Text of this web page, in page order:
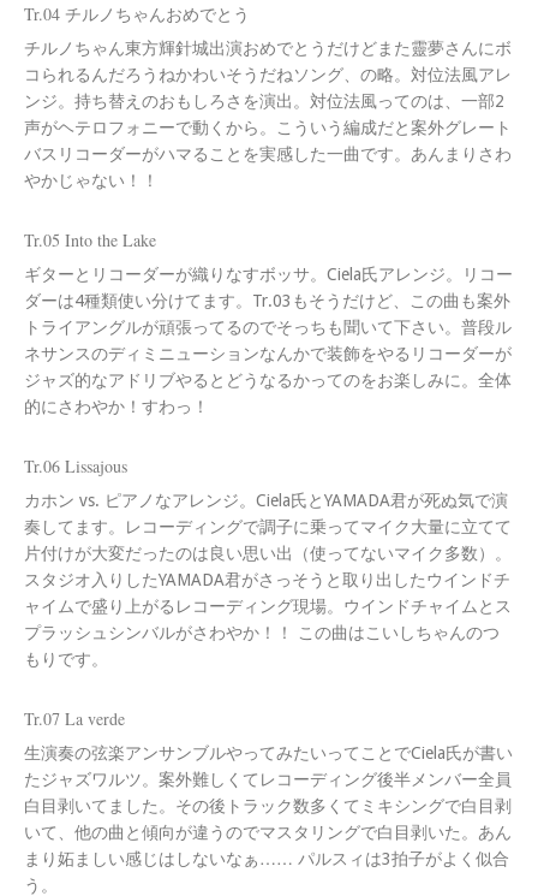
Tr.04 チルノちゃんおめでとう
チルノちゃん東方輝針城出演おめでとうだけどまた靈夢さんにボ
コられるんだろうねかわいそうだねソング、の略。対位法風アレ
ンジ。持ち替えのおもしろさを演出。対位法風ってのは、一部2
声がヘテロフォニーで動くから。こういう編成だと案外グレート
バスリコーダーがハマることを実感した一曲です。あんまりさわ
やかじゃない！！
Tr.05 Into the Lake
ギターとリコーダーが織りなすボッサ。Ciela氏アレンジ。リコー
ダーは4種類使い分けてます。Tr.03もそうだけど、この曲も案外
トライアングルが頑張ってるのでそっちも聞いて下さい。普段ル
ネサンスのディミニューションなんかで装飾をやるリコーダーが
ジャズ的なアドリブやるとどうなるかってのをお楽しみに。全体
的にさわやか！すわっ！
Tr.06 Lissajous
カホン vs. ピアノなアレンジ。Ciela氏とYAMADA君が死ぬ気で演
奏してます。レコーディングで調子に乗ってマイク大量に立てて
片付けが大変だったのは良い思い出（使ってないマイク多数）。
スタジオ入りしたYAMADA君がさっそうと取り出したウインドチ
ャイムで盛り上がるレコーディング現場。ウインドチャイムとス
プラッシュシンバルがさわやか！！ この曲はこいしちゃんのつ
もりです。
Tr.07 La verde
生演奏の弦楽アンサンブルやってみたいってことでCiela氏が書い
たジャズワルツ。案外難しくてレコーディング後半メンバー全員
白目剥いてました。その後トラック数多くてミキシングで白目剥
いて、他の曲と傾向が違うのでマスタリングで白目剥いた。あん
まり妬ましい感じはしないなぁ…… パルスィは3拍子がよく似合
う。